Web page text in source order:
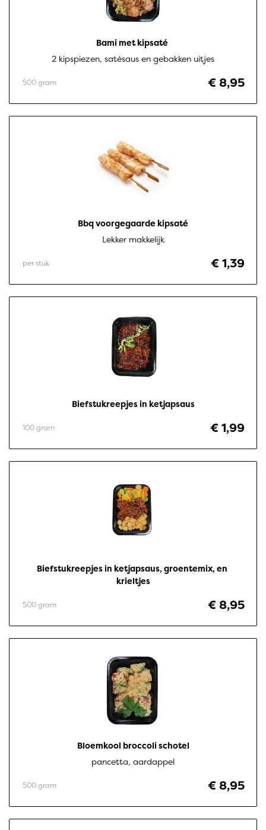
Bami met kipsaté
2 kipspiezen, satésaus en gebakken uitjes
€ 8,95
500 gram
Bbq voorgegaarde kipsaté
Lekker makkelijk
€ 1,39
per stuk
Biefstukreepjes in ketjapsaus
€ 1,99
100 gram
Biefstukreepjes in ketjapsaus, groentemix, en
krieltjes
€ 8,95
500 gram
Bloemkool broccoli schotel
pancetta, aardappel
€ 8,95
500 gram